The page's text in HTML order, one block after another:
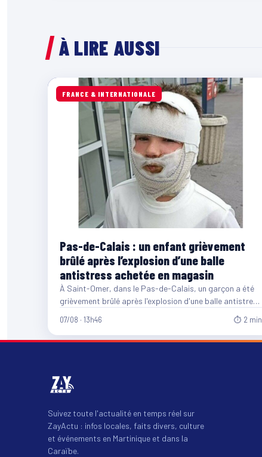
À LIRE AUSSI
FRANCE & INTERNATIONALE
Pas-de-Calais : un enfant grièvement
brûlé après l’explosion d’une balle
antistress achetée en magasin
À Saint-Omer, dans le Pas-de-Calais, un garçon a été
grièvement brûlé après l'explosion d'une balle antistress
07/08 · 13h46 ⏱ 2 min
Suivez toute l'actualité en temps réel sur
ZayActu : infos locales, faits divers, culture
et événements en Martinique et dans la
Caraïbe.